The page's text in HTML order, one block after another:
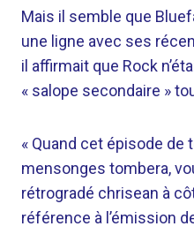
Mais il semble que
une ligne avec ses
il affirmait que Rock
« salope secondaire »
« Quand cet épisode
mensonges tombera,
rétrogradé chrisean à
référence à l’émission